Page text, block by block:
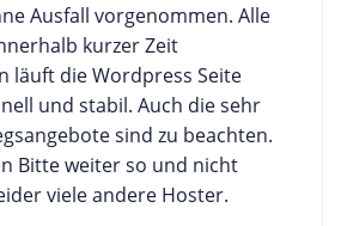
Ausfall vorgenommen. Alle
kurzer Zeit
läuft die Wordpress Seite
und stabil. Auch die sehr
sind zu beachten.
Bitte weiter so und nicht
viele andere Hoster.